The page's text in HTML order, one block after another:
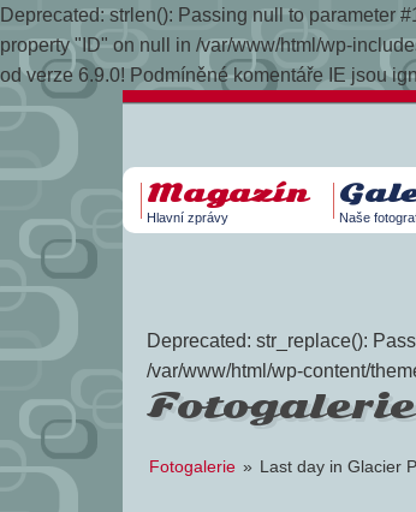
Deprecated: strlen(): Passing null to parameter
property "ID" on null in /var/www/html/wp-
od verze 6.9.0! Podmíněné komentáře IE jsou
Magazín
Hlavní zprávy Naše
Deprecated: str_replace():
/var/www/html/wp-content/
Fotogalerie
Fotogalerie » Last day in Glacier